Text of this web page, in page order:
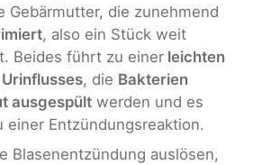
Gebärmutter, die zunehmend
, also ein Stück weit
Beides führt zu einer leichten
, die Bakterien
ausgespült werden und es
einer Entzündungsreaktion.
Blasenentzündung auslösen,